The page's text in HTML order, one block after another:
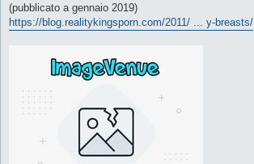
(pubblicato a gennaio 2019)
https://blog.realitykingsporn.com/2011/ ... y-breasts/